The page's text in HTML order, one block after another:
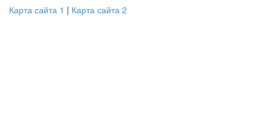
Карта сайта 1 | Карта сайта 2